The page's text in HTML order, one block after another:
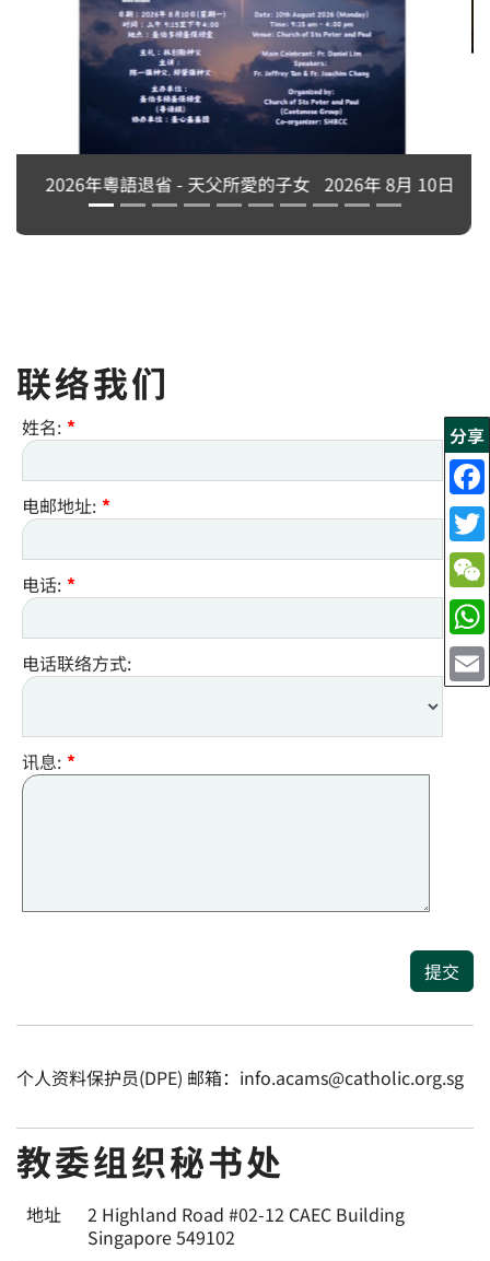
分享
永生中有我吗？刘志坚神父主讲 2026年 8月 10日
联络我们
姓名: *
电邮地址: *
电话: *
电话联络方式:
讯息: *
提交
个人资料保护员(DPE) 邮箱：info.acams@catholic.org.sg
教委组织秘书处
地址
2 Highland Road #02-12 CAEC Building
Singapore 549102